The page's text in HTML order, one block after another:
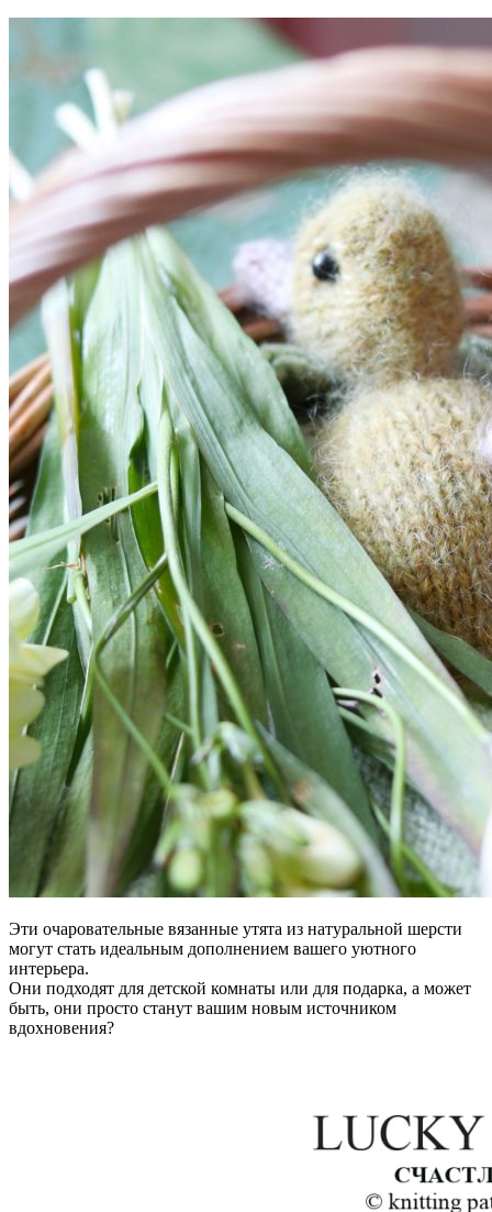
Эти очаровательные вязанные утята из натуральной шерсти
могут стать идеальным дополнением вашего уютного
интерьера.
Они подходят для детской комнаты или для подарка, а может
быть, они просто станут вашим новым источником
вдохновения?